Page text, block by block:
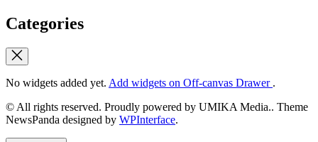
Categories
No widgets added yet. Add widgets on Off-canvas Drawer .
© All rights reserved. Proudly powered by UMIKA Media.. Theme
NewsPanda designed by WPInterface.